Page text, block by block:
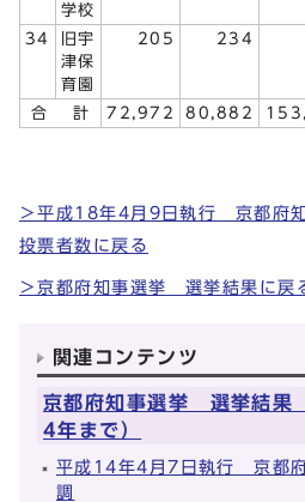
学校
34
旧宇
津保
育園
205 234
合 計 72,972 80,882
＞平成18年4月9日執行 京都府知
投票者数に戻る
＞京都府知事選挙 選挙結果に戻
関連コンテンツ
京都府知事選挙 選挙結果
4年まで）
平成14年4月7日執行 京都
調